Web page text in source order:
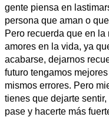
gente piensa en
persona que aman o
Pero recuerda que en
amores en la vida, ya
acabarse, dejarnos
futuro tengamos
mismos errores. Pero
tienes que dejarte
pase y hacerte más